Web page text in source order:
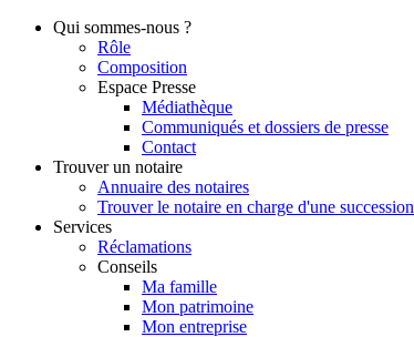
Qui sommes-nous ?
Rôle
Composition
Espace Presse
Médiathèque
Communiqués et dossiers de presse
Contact
Trouver un notaire
Annuaire des notaires
Trouver le notaire en charge d'une succession
Services
Réclamations
Conseils
Ma famille
Mon patrimoine
Mon entreprise